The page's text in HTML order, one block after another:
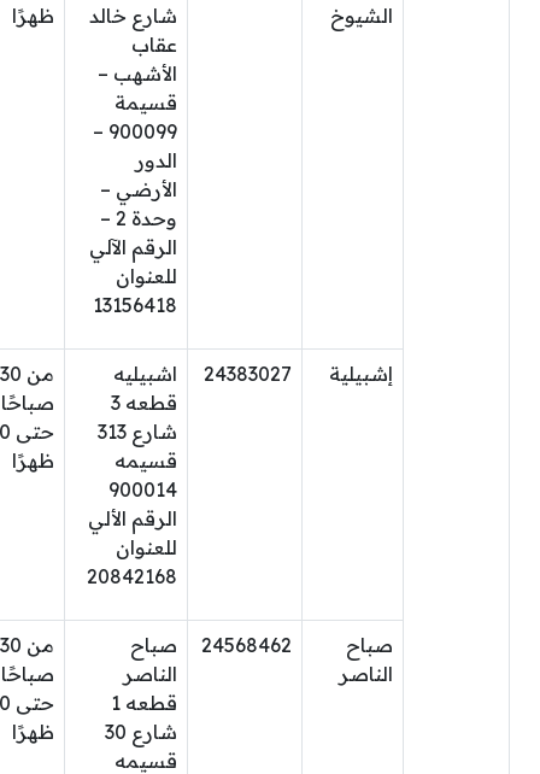
الشيوخ
شارع خالد
عقاب
الأشهب –
قسيمة
900099 –
الدور
الأرضي –
وحدة 2 –
الرقم الآلي
للعنوان
13156418
ظهرًا
إشبيلية 24383027
اشبيليه
قطعه 3
شارع 313
قسيمه
900014
الرقم الألي
للعنوان
20842168
من
صباحًا
ظهرًا
صباح
الناصر
24568462
صباح
الناصر
قطعه 1
شارع 30
قسيمه
من
صباحًا
ظهرًا